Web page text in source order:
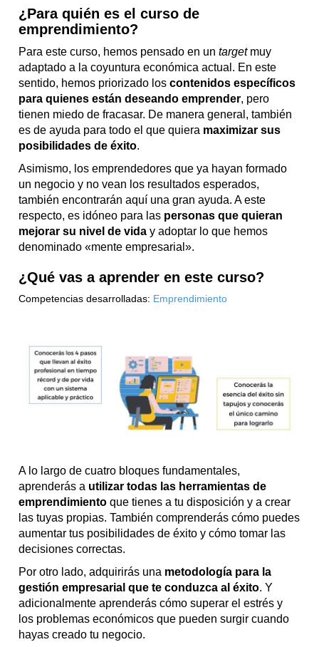
¿Para quién es el curso de
emprendimiento?
Para este curso, hemos pensado en untargetmuy
adaptado a la coyuntura económica actual. En este
sentido, hemos priorizado loscontenidos específicos
para quienes están deseando emprender, pero
tienen miedo de fracasar. De manera general, también
es de ayuda para todo el que quiera maximizar sus
posibilidades de éxito.
Asimismo, los emprendedores que ya hayan formado
un negocio y no vean los resultados esperados,
también encontrarán aquí una gran ayuda. A este
respecto, es idóneo para las personas que quieran
mejorar su nivel de vida y adoptar lo que hemos
denominado «mente empresarial».
¿Qué vas a aprender en este curso?
Competencias desarrolladas: Emprendimiento
A lo largo de cuatro bloques fundamentales,
aprenderás a utilizar todas las herramientas de
emprendimiento que tienes a tu disposición y a crear
las tuyas propias. También comprenderás cómo puedes
aumentar tus posibilidades de éxito y cómo tomar las
decisiones correctas.
Por otro lado, adquirirás una metodología para la
gestión empresarial que te conduzca al éxito. Y
adicionalmente aprenderás cómo superar el estrés y
los problemas económicos que pueden surgir cuando
hayas creado tu negocio.